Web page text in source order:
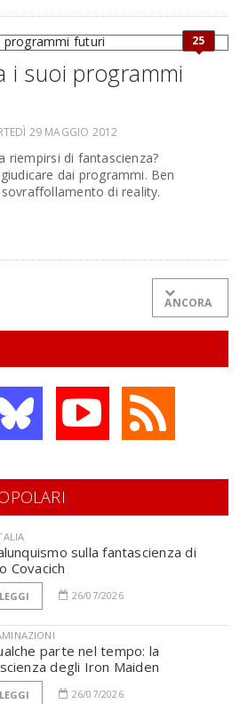
25
i suoi programmi
29 MAGGIO 2012
riempirsi di fantascienza?
dai programmi. Ben
di reality.
ANCORA
sulla fantascienza di
Covacich
LEGGI 26/07/2026
parte nel tempo: la
degli Iron Maiden
LEGGI 26/07/2026